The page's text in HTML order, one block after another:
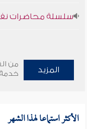
سلسلة محاضرات نفحات
المزيد
من
خدمة
الأكثر استماعا لهذا الشهر